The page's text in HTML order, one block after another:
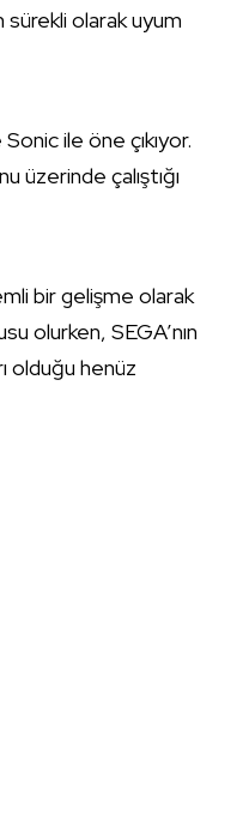
olarak uyum
ile öne çıkıyor.
üzerinde çalıştığı
bir gelişme olarak
olurken, SEGA’nın
olduğu henüz